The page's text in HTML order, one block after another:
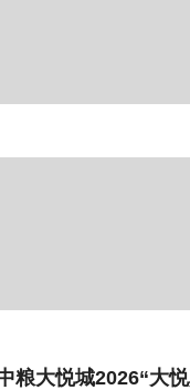
粮大悦城2026“大